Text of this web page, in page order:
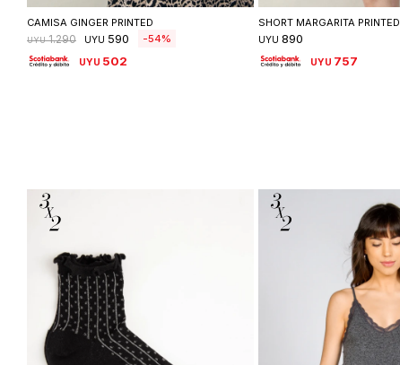
CAMISA GINGER PRINTED
UYU 1.290 UYU 590 54
UYU 502
SHORT MARGARITA PRINTED
UYU 890
UYU 757